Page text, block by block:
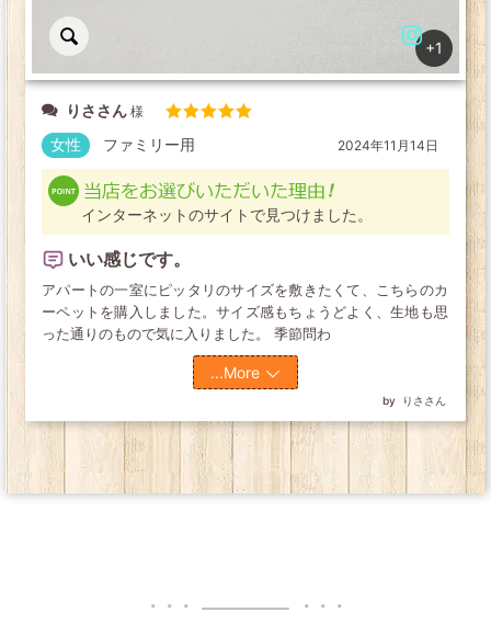
+1
りささん
評価
2024年11月14日
りささん
女性 ファミリー用
インターネットのサイトで見つけました。
いい感じです。
アパートの一室にピッタリのサイズを敷きたくて、こちらのカ
ーペットを購入しました。サイズ感もちょうどよく、生地も思
った通りのもので気に入りました。 季節問わ
...More